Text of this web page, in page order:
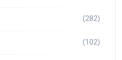
(282)
(102)